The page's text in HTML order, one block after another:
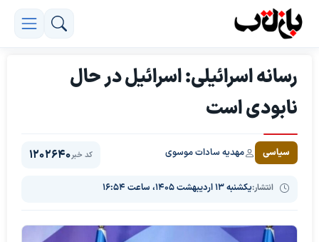
رسانه اسرائیلی: اسرائیل در حال
نابودی است
سیاسی مهدیه سادات موسوی
انتشار:یکشنبه ۱۳ اردیبهشت ۱۴۰۵، ساعت ۱۶:۵۴
کد خبر1202640